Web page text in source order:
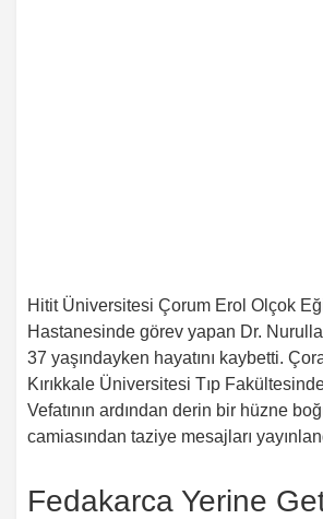
Hitit Üniversitesi Çorum Erol Olçok
Hastanesinde görev yapan Dr.
37 yaşındayken hayatını kaybetti.
Kırıkkale Üniversitesi Tıp
Vefatının ardından derin bir hüzne
camiasından taziye mesajları
Fedakarca Yerine